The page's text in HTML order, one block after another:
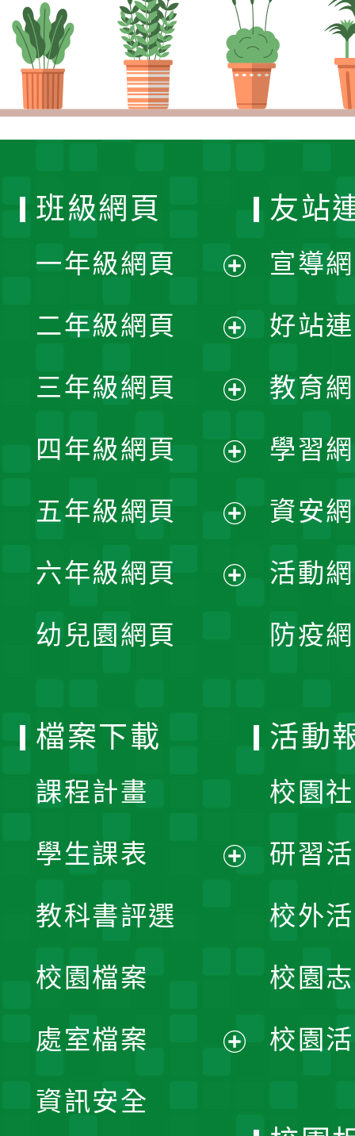
班級網頁
一年級網頁
開
選
單
二年級網頁
開
選
單
三年級網頁
開
選
單
四年級網頁
開
選
五年級網頁
開
六年級網頁
幼兒園網頁
友站
宣導
好站
教育
學習
資安
活動
防疫
檔案下載
課程計畫
學生課表
單
教科書評選
校園檔案
處室檔案
資訊安全
活動
校園
研習
校外
校園
校園